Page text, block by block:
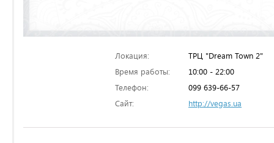
Локация:
ТРЦ "Dream Town 2"
Время работы:
10:00 - 22:00
Телефон:
099 639-66-57
Сайт:
http://vegas.ua